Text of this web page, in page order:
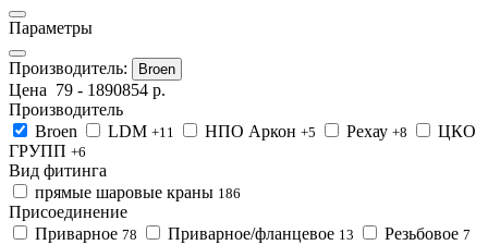
Параметры
Производитель: Broen
Цена 79 - 1890854 р.
Производитель
Broen
LDM +11 НПО Аркон +5 Рехау +8
ЦКО
ГРУПП +6
Вид фитинга
прямые шаровые краны 186
Присоединение
Приварное 78 Приварное/фланцевое 13 Резьбовое 7